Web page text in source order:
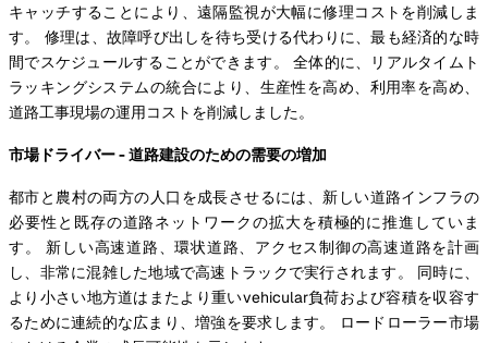
キャッチすることにより、遠隔監視が大幅に修理コストを削減しま
す。 修理は、故障呼び出しを待ち受ける代わりに、最も経済的な時
間でスケジュールすることができます。 全体的に、リアルタイムト
ラッキングシステムの統合により、生産性を高め、利用率を高め、
道路工事現場の運用コストを削減しました。
市場ドライバー - 道路建設のための需要の増加
都市と農村の両方の人口を成長させるには、新しい道路インフラの
必要性と既存の道路ネットワークの拡大を積極的に推進していま
す。 新しい高速道路、環状道路、アクセス制御の高速道路を計画
し、非常に混雑した地域で高速トラックで実行されます。 同時に、
より小さい地方道はまたより重いvehicular負荷および容積を収容す
るために連続的な広まり、増強を要求します。 ロードローラー市場